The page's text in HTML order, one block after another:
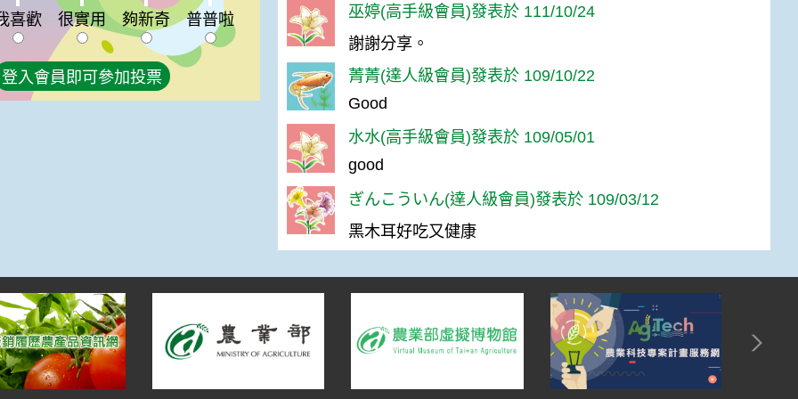
夠新奇:0%普普啦:0%
喜歡 很實用 夠新奇 普普啦
登入會員即可參加投票
巫婷(高手級會員)發表於 111/10/24
謝謝分享。
菁菁(達人級會員)發表於 109/10/22
Good
水水(高手級會員)發表於 109/05/01
good
ぎんこういん(達人級會員)發表於 109/03/12
黑木耳好吃又健康